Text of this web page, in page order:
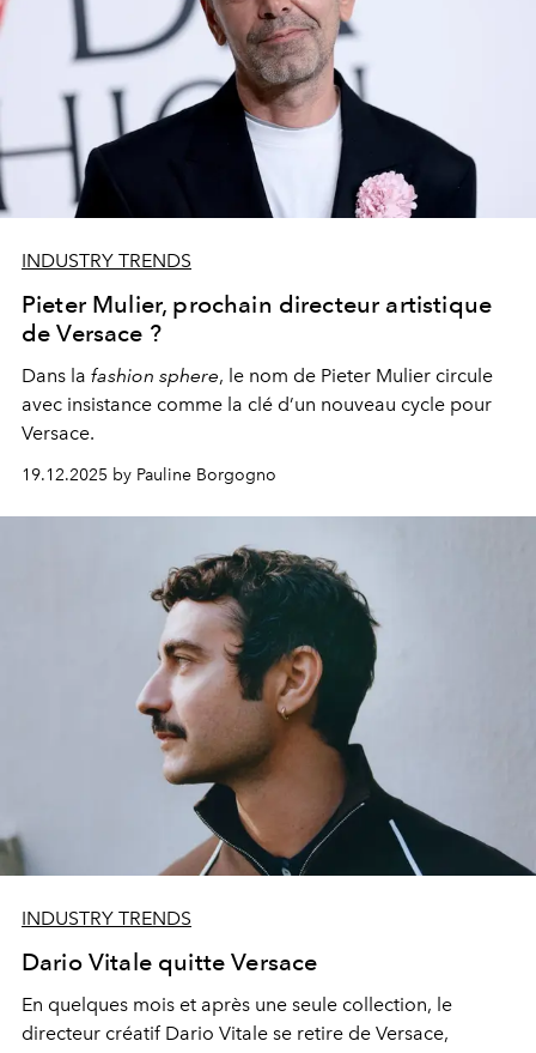
INDUSTRY TRENDS
Pieter Mulier, prochain directeur artistique
de Versace ?
Dans la fashion sphere, le nom de Pieter Mulier circule
avec insistance comme la clé d’un nouveau cycle pour
Versace.
19.12.2025 by Pauline Borgogno
INDUSTRY TRENDS
Dario Vitale quitte Versace
En quelques mois et après une seule collection, le
directeur créatif Dario Vitale se retire de Versace,